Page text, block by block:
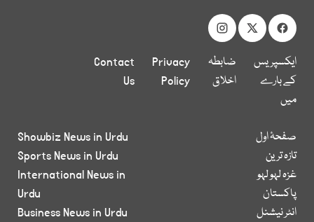
ایکسپریس
کے بارے
میں
ضابطہ
اخلاق
Privacy
Policy
Contact
Us
صفحۂ اول
تازہ ترین
غزہ لہو لہو
پاکستان
انٹر نیشنل
Showbiz News in Urdu
Sports News in Urdu
International News in
Urdu
Business News in Urdu